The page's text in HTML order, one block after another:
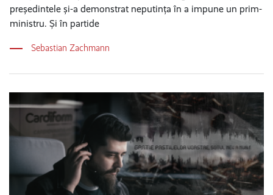
președintele și-a demonstrat neputința în a impune un prim-
ministru. Și în partide
Sebastian Zachmann